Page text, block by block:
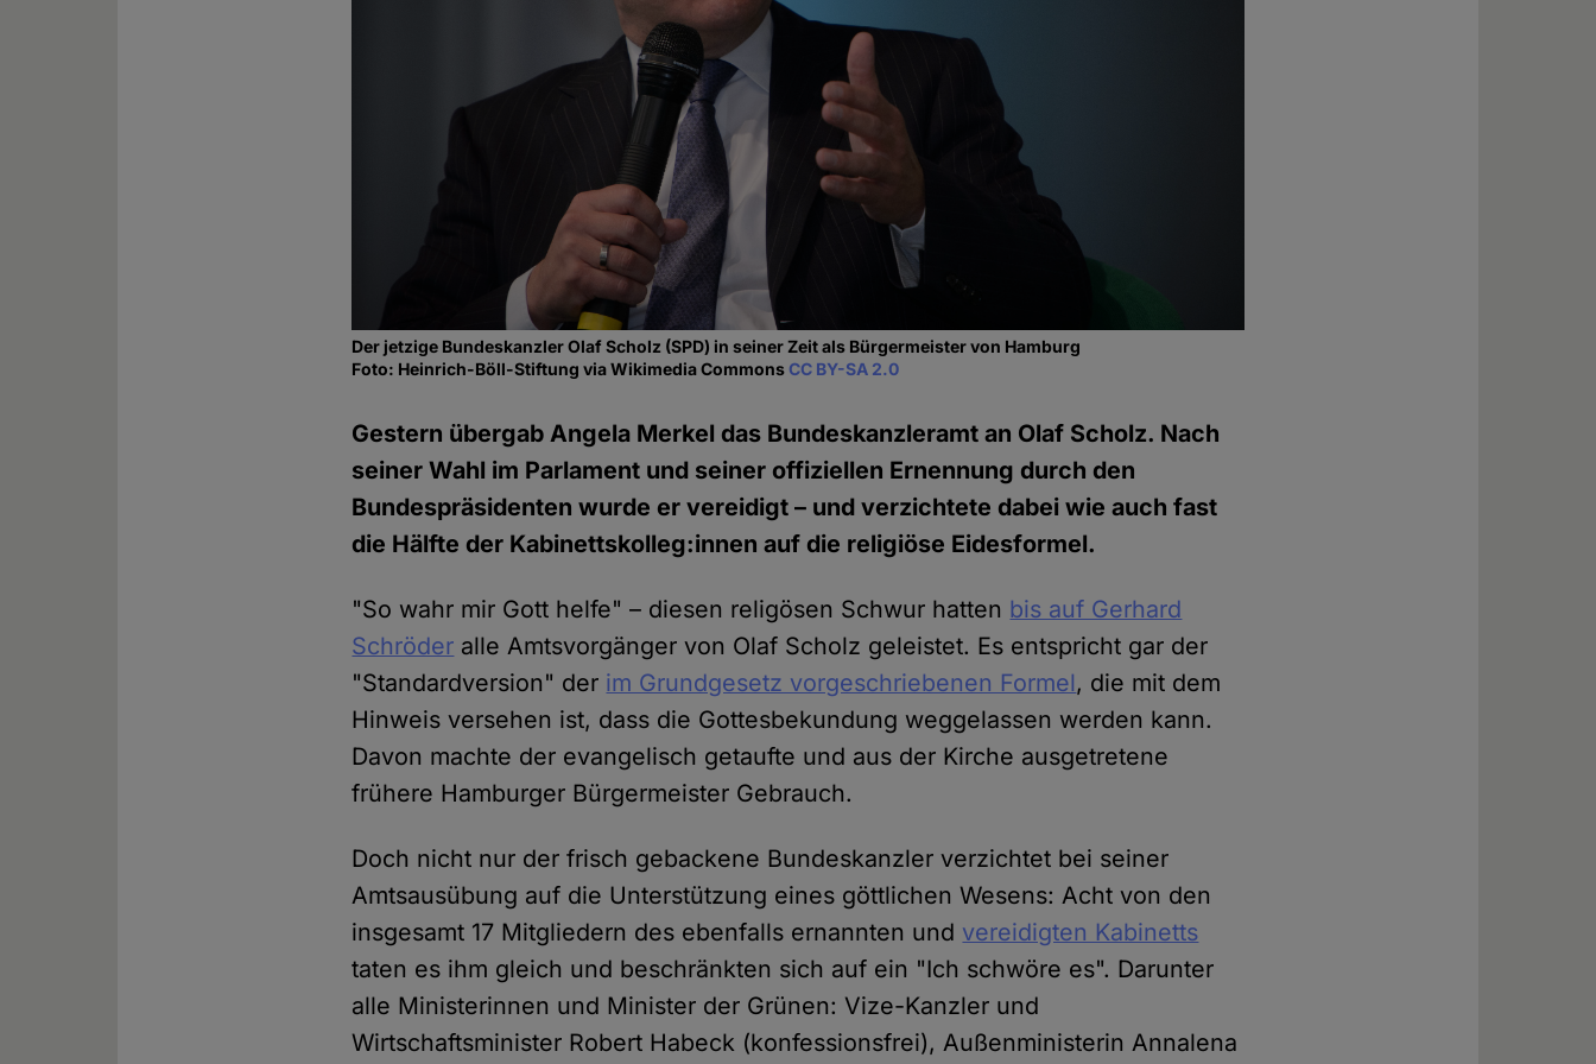
Der jetzige Bundeskanzler Olaf Scholz (SPD) in seiner Zeit als Bürgermeister von Hamburg
Foto: Heinrich-Böll-Stiftung via Wikimedia CommonsCC BY-SA 2.0
Gestern übergab Angela Merkel das Bundeskanzleramt an Olaf Scholz. Nach
seiner Wahl im Parlament und seiner offiziellen Ernennung durch den
Bundespräsidenten wurde er vereidigt – und verzichtete dabei wie auch fast
die Hälfte der Kabinettskolleg:innen auf die religiöse Eidesformel.
"So wahr mir Gott helfe" – diesen religösen Schwur hatten bis auf Gerhard
Schröder alle Amtsvorgänger von Olaf Scholz geleistet. Es entspricht gar der
"Standardversion" der im Grundgesetz vorgeschriebenen Formel, die mit dem
Hinweis versehen ist, dass die Gottesbekundung weggelassen werden kann.
Davon machte der evangelisch getaufte und aus der Kirche ausgetretene
frühere Hamburger Bürgermeister Gebrauch.
Doch nicht nur der frisch gebackene Bundeskanzler verzichtet bei seiner
Amtsausübung auf die Unterstützung eines göttlichen Wesens: Acht von den
insgesamt 17 Mitgliedern des ebenfalls ernannten und vereidigten Kabinetts
taten es ihm gleich und beschränkten sich auf ein "Ich schwöre es". Darunter
alle Ministerinnen und Minister der Grünen: Vize-Kanzler und
Wirtschaftsminister Robert Habeck (konfessionsfrei), Außenministerin Annalena